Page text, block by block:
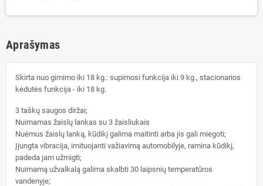
Aprašymas
Skirta nuo gimimo iki 18 kg.: supimosi funkcija iki 9 kg., stacionarios
kėdutės funkcija - iki 18 kg.
3 taškų saugos diržai;
Nuimamas žaislų lankas su 3 žaisliukais
Nuėmus žaislų lanką, kūdikį galima maitinti arba jis gali miegoti;
Įjungta vibracija, imituojanti važiavimą automobilyje, ramina kūdikį,
padeda jam užmigti;
Nuimamą užvalkalą galima skalbti 30 laipsnių temperatūros
vandenyje;